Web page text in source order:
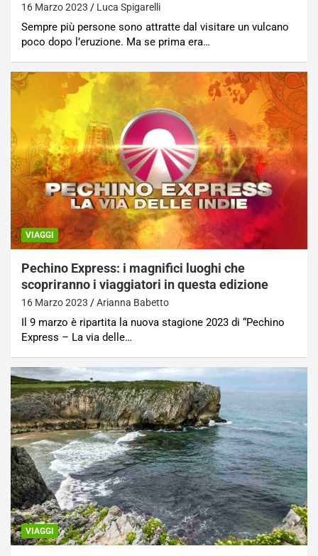
16 Marzo 2023 Luca Spigarelli
Sempre più persone sono attratte dal visitare un vulcano
poco dopo l’eruzione. Ma se prima era…
VIAGGI
Pechino Express: i magnifici luoghi che
scopriranno i viaggiatori in questa edizione
16 Marzo 2023 Arianna Babetto
Il 9 marzo è ripartita la nuova stagione 2023 di “Pechino
Express – La via delle…
VIAGGI